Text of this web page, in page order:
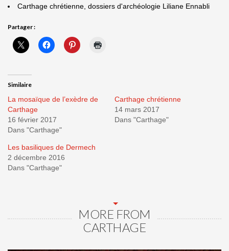
Carthage chrétienne, dossiers d'archéologie Liliane Ennabli
Partager :
Similaire
La mosaïque de l’exèdre de
Carthage
16 février 2017
Dans "Carthage"
Carthage chrétienne
14 mars 2017
Dans "Carthage"
Les basiliques de Dermech
2 décembre 2016
Dans "Carthage"
MORE FROM
CARTHAGE